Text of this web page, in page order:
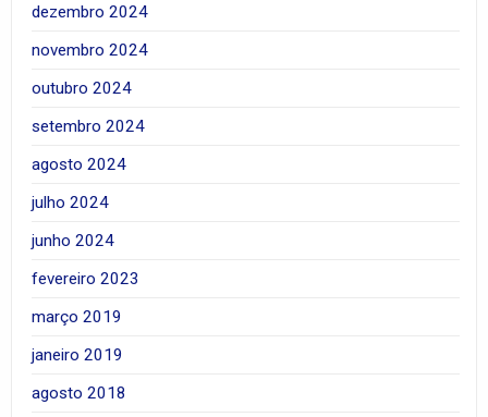
dezembro 2024
novembro 2024
outubro 2024
setembro 2024
agosto 2024
julho 2024
junho 2024
fevereiro 2023
março 2019
janeiro 2019
agosto 2018